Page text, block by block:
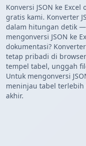
Konversi JSON ke
gratis kami. Konverter
dalam hitungan detik
mengonversi JSON ke
dokumentasi?
tetap pribadi di browser
tempel tabel, unggah
Untuk mengonversi
meninjau tabel terlebih
akhir.